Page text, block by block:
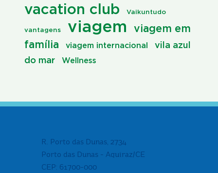
vacation club Vaikuntudo
vantagens viagem
viagem em
família
viagem internacional
vila azul
do mar
Wellness
R. Porto das Dunas, 2734
Porto das Dunas - Aquiraz/CE
CEP: 61700-000